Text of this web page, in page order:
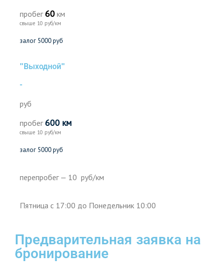
пробег 60км
свыше 10 руб/км
залог 5000 руб
"Выходной"
-
руб
пробег 600 км
свыше 10 руб/км
залог 5000 руб
перепробег — 10 руб/км
Пятница с 17:00 до Понедельник 10:00
Предварительная заявка на
бронирование